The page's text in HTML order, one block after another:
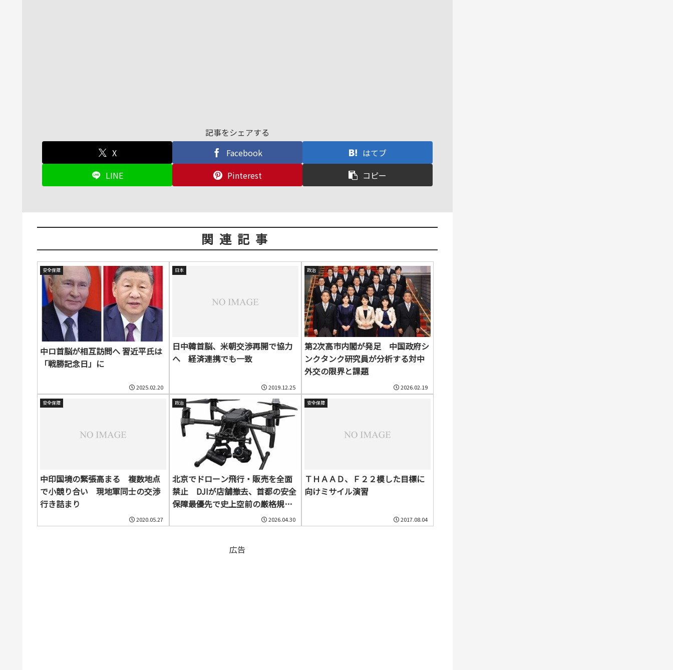
記事をシェアする
X
Facebook
はてブ
LINE
Pinterest コピー
関連記事
安全保障
中ロ首脳が相互訪問へ 習近平氏は
「戦勝記念日」に
2025.02.20
日本
日中韓首脳、米朝交渉再開で協力
へ 経済連携でも一致
2019.12.25
政治
第2次高市内閣が発足 中国政府シ
ンクタンク研究員が分析する対中
外交の限界と課題
2026.02.19
安全保障
中印国境の緊張高まる 複数地点
で小競り合い 現地軍同士の交渉
行き詰まり
2020.05.27
政治
北京でドローン飛行・販売を全面
禁止 DJIが店舗撤去、首都の安全
保障最優先で史上空前の厳格規制
2026.04.30
安全保障
ＴＨＡＡＤ、Ｆ２２模した目標に
向けミサイル演習
2017.08.04
広告